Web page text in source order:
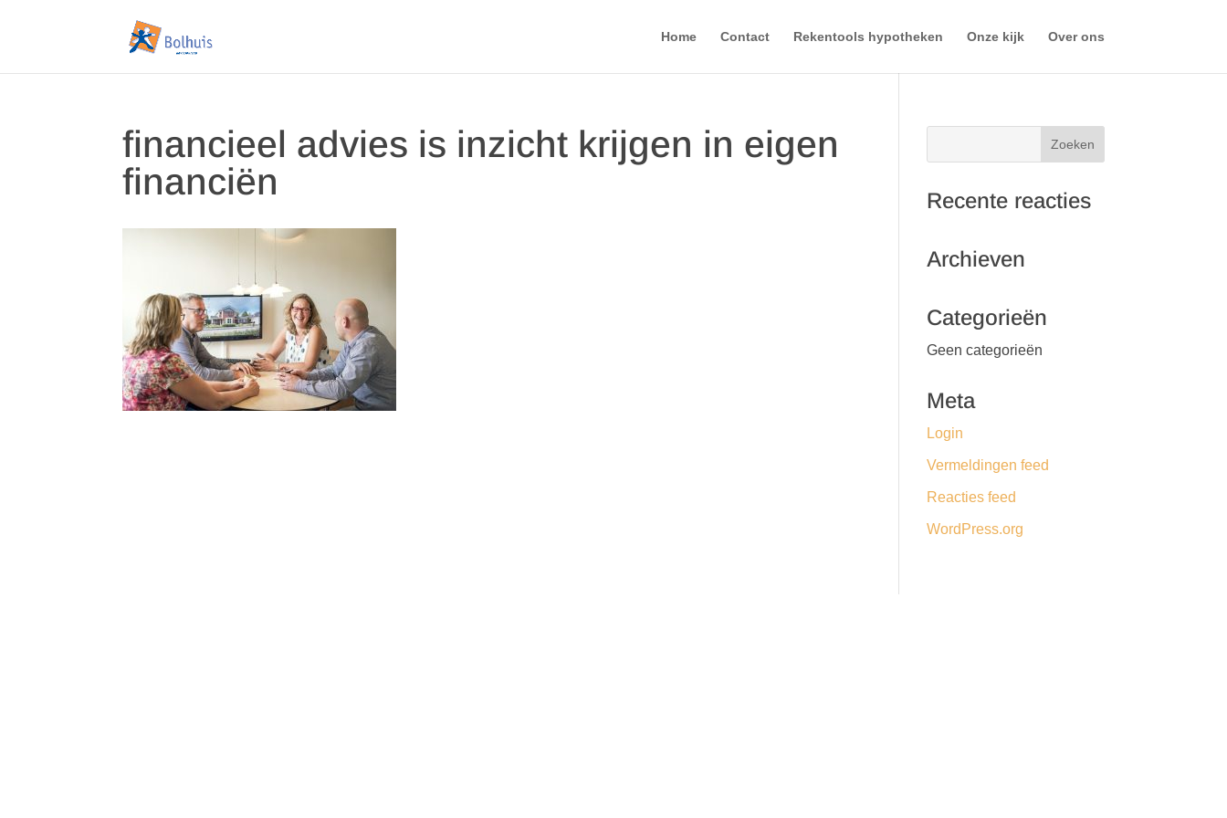
Home Contact Rekentools hypotheken Onze kijk Over ons
financieel advies is inzicht krijgen in eigen
financiën
Recente reacties
Archieven
Categorieën
Geen categorieën
Meta
Login
Vermeldingen feed
Reacties feed
WordPress.org